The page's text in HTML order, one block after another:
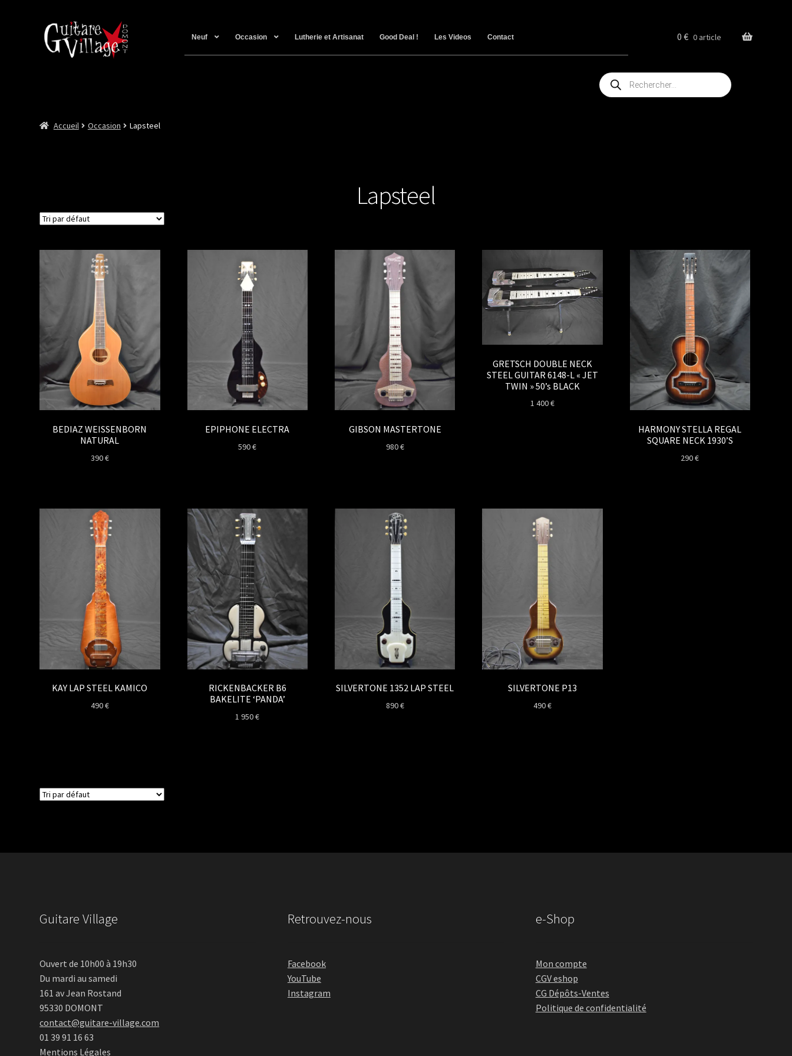
Neuf Occasion Lutherie et Artisanat Good Deal ! Les Videos Contact 0€ 0 article
Recherche
de
produits
Accueil Occasion Lapsteel
Lapsteel
BEDIAZ WEISSENBORN
NATURAL
390€
EPIPHONE ELECTRA
590€
GIBSON MASTERTONE
980€
GRETSCH DOUBLE NECK
STEEL GUITAR 6148-L « JET
TWIN » 50’s BLACK
1 400€
HARMONY STELLA REGAL
SQUARE NECK 1930’S
290€
KAY LAP STEEL KAMICO
490€
RICKENBACKER B6
BAKELITE ‘PANDA’
1 950€
SILVERTONE 1352 LAP STEEL
890€
SILVERTONE P13
490€
Guitare Village
Ouvert de 10h00 à 19h30
Du mardi au samedi
161 av Jean Rostand
95330 DOMONT
contact@guitare-village.com
01 39 91 16 63
Mentions Légales
Retrouvez-nous
Facebook
YouTube
Instagram
e-Shop
Mon compte
CGV eshop
CG Dépôts-Ventes
Politique de confidentialité